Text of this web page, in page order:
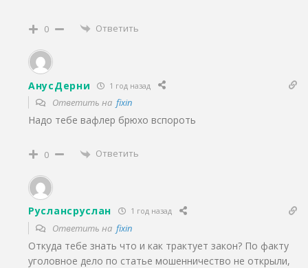
0 Ответить
АнусДерни 1 год назад
Ответить на fixin
Надо тебе вафлер брюхо вспороть
0 Ответить
Руслансруслан 1 год назад
Ответить на fixin
Откуда тебе знать что и как трактует закон? По факту
уголовное дело по статье мошенничество не открыли,